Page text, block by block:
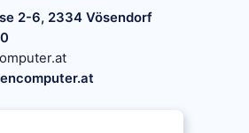
2-6, 2334 Vösendorf